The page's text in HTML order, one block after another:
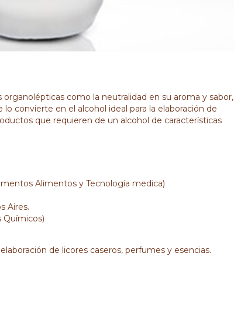
como la neutralidad en su aroma y sabor,
convierte en el alcohol ideal para la elaboración de
que requieren de un alcohol de características
Alimentos y Tecnología medica)
Aires.
Químicos)
de licores caseros, perfumes y esencias.